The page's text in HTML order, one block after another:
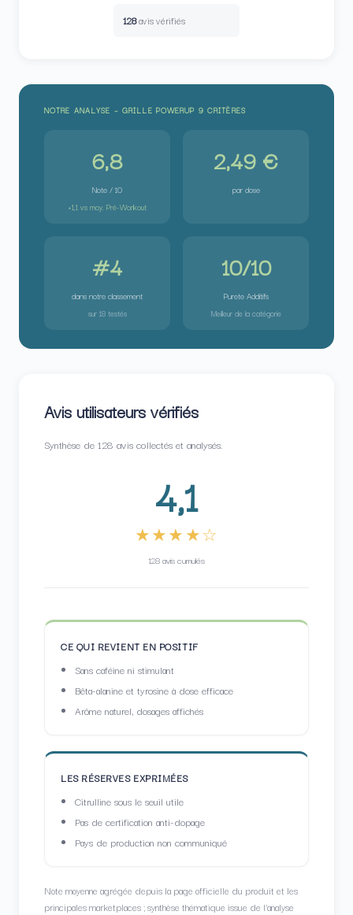
128avis vérifiés
NOTRE ANALYSE – GRILLE POWERUP 9 CRITÈRES
6,8
Note / 10
+1,1 vs moy. Pré-Workout
2,49 €
par dose
#4
dans notre classement
sur 18 testés
10/10
Purete Additifs
Meilleur de la catégorie
Avis utilisateurs vérifiés
Synthèse de 128 avis collectés et analysés.
4,1
★★★★☆
128 avis cumulés
CE QUI REVIENT EN POSITIF
Sans caféine ni stimulant
Bêta-alanine et tyrosine à dose efficace
Arôme naturel, dosages affichés
LES RÉSERVES EXPRIMÉES
Citrulline sous le seuil utile
Pas de certification anti-dopage
Pays de production non communiqué
Note moyenne agrégée depuis la page officielle du produit et les
principales marketplaces ; synthèse thématique issue de l’analyse